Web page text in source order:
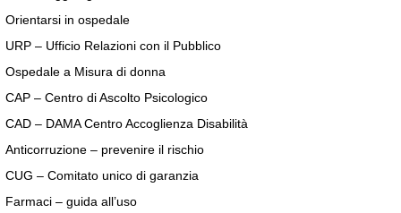
Orientarsi in ospedale
URP – Ufficio Relazioni con il Pubblico
Ospedale a Misura di donna
CAP – Centro di Ascolto Psicologico
CAD – DAMA Centro Accoglienza Disabilità
Anticorruzione – prevenire il rischio
CUG – Comitato unico di garanzia
Farmaci – guida all’uso